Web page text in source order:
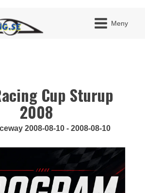
Meny
Cup Sturup
2008
2008-08-10 - 2008-08-10